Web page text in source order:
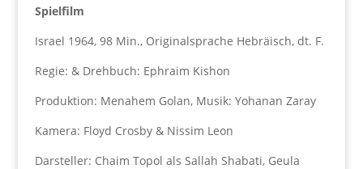
Spielfilm
Israel 1964, 98 Min., Originalsprache Hebräisch, dt. F.
Regie: & Drehbuch: Ephraim Kishon
Produktion: Menahem Golan, Musik: Yohanan Zaray
Kamera: Floyd Crosby & Nissim Leon
Darsteller: Chaim Topol als Sallah Shabati, Geula